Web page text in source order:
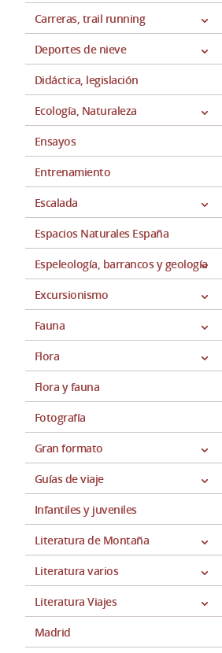
Carreras, trail running
Deportes de nieve
Didáctica, legislación
Ecología, Naturaleza
Ensayos
Entrenamiento
Escalada
Espacios Naturales España
Espeleología, barrancos y geología
Excursionismo
Fauna
Flora
Flora y fauna
Fotografía
Gran formato
Guías de viaje
Infantiles y juveniles
Literatura de Montaña
Literatura varios
Literatura Viajes
Madrid